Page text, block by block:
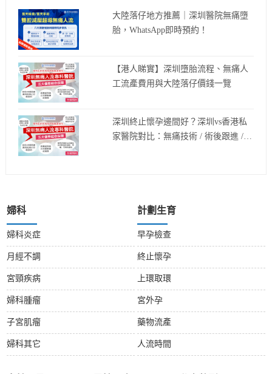
大陸落仔地方推薦｜深圳醫院無痛墮
胎，WhatsApp即時預約！
【港人睇實】深圳墮胎流程、無痛人
工流產費用與大陸落仔價錢一覽
深圳終止懷孕邊間好？深圳vs香港私
家醫院對比：無痛技術 / 術後跟進 /
婦科
婦科炎症
月經不調
宮頸疾病
婦科腫瘤
子宮肌瘤
婦科其它
計劃生育
早孕檢查
終止懷孕
上環取環
宮外孕
藥物流產
人流時間